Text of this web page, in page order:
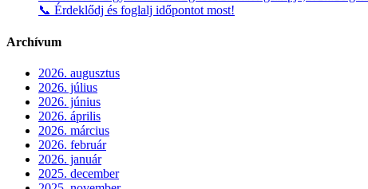
📞 Érdeklődj és foglalj időpontot most!
Archívum
2026. augusztus
2026. július
2026. június
2026. április
2026. március
2026. február
2026. január
2025. december